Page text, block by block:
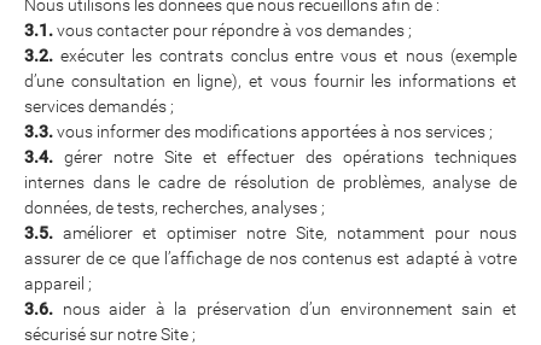
Nous utilisons les données que nous recueillons afin de :
3.1.vous contacter pour répondre à vos demandes ;
3.2. exécuter les contrats conclus entre vous et nous (exemple
d’une consultation en ligne), et vous fournir les informations et
services demandés ;
3.3.vous informer des modifications apportées à nos services ;
3.4. gérer notre Site et effectuer des opérations techniques
internes dans le cadre de résolution de problèmes, analyse de
données, de tests, recherches, analyses ;
3.5. améliorer et optimiser notre Site, notamment pour nous
assurer de ce que l’affichage de nos contenus est adapté à votre
appareil ;
3.6. nous aider à la préservation d’un environnement sain et
sécurisé sur notre Site ;